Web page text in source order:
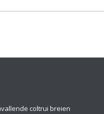
coltrui breien